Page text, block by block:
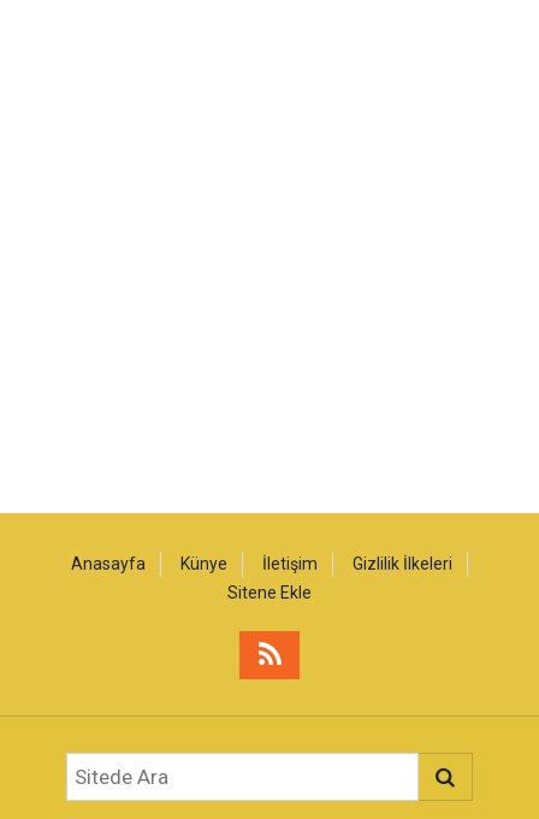
Anasayfa Künye İletişim
Gizlilik İlkeleri
Sitene Ekle